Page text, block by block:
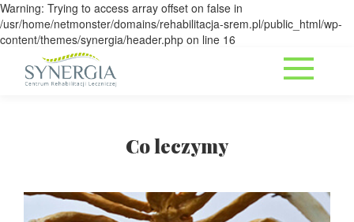
Warning: Trying to access array offset on false in
/usr/home/netmonster/domains/rehabilitacja-srem.pl/public_html/wp-
content/themes/synergia/header.php on line 16
Co leczymy